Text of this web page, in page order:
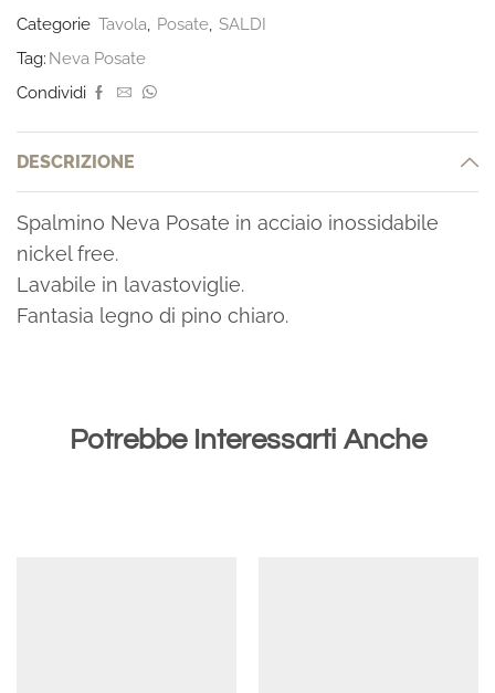
Categorie Tavola Posate SALDI
Tag: Neva Posate
Condividi
DESCRIZIONE
Spalmino Neva Posate in acciaio inossidabile
nickel free.
Lavabile in lavastoviglie.
Fantasia legno di pino chiaro.
Potrebbe Interessarti Anche